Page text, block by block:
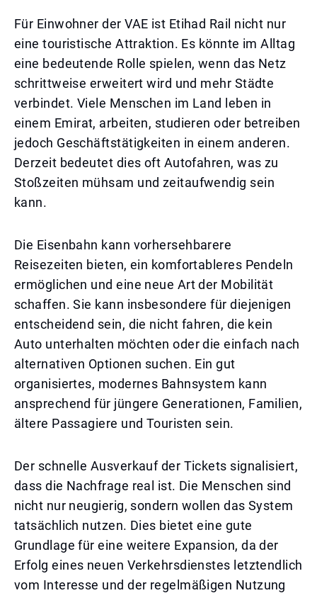
Für Einwohner der VAE ist Etihad Rail nicht nur
eine touristische Attraktion. Es könnte im Alltag
eine bedeutende Rolle spielen, wenn das Netz
schrittweise erweitert wird und mehr Städte
verbindet. Viele Menschen im Land leben in
einem Emirat, arbeiten, studieren oder betreiben
jedoch Geschäftstätigkeiten in einem anderen.
Derzeit bedeutet dies oft Autofahren, was zu
Stoßzeiten mühsam und zeitaufwendig sein
kann.
Die Eisenbahn kann vorhersehbarere
Reisezeiten bieten, ein komfortableres Pendeln
ermöglichen und eine neue Art der Mobilität
schaffen. Sie kann insbesondere für diejenigen
entscheidend sein, die nicht fahren, die kein
Auto unterhalten möchten oder die einfach nach
alternativen Optionen suchen. Ein gut
organisiertes, modernes Bahnsystem kann
ansprechend für jüngere Generationen, Familien,
ältere Passagiere und Touristen sein.
Der schnelle Ausverkauf der Tickets signalisiert,
dass die Nachfrage real ist. Die Menschen sind
nicht nur neugierig, sondern wollen das System
tatsächlich nutzen. Dies bietet eine gute
Grundlage für eine weitere Expansion, da der
Erfolg eines neuen Verkehrsdienstes letztendlich
vom Interesse und der regelmäßigen Nutzung